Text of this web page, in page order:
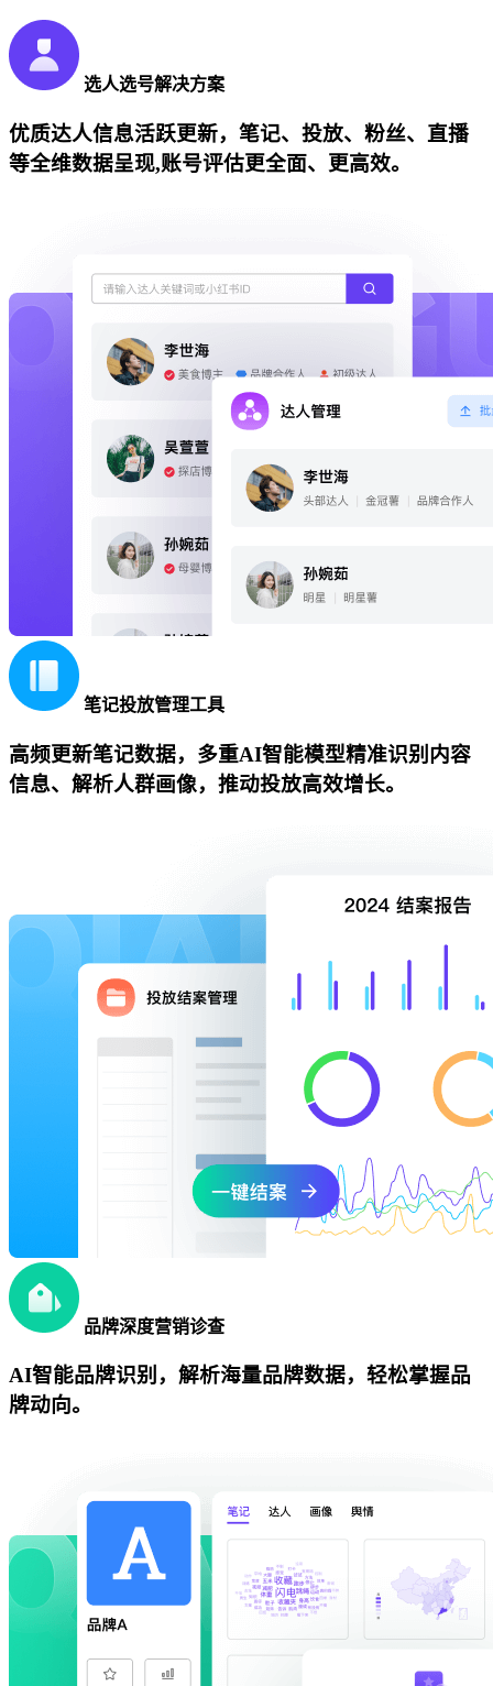
选人选号解决方案
优质达人信息活跃更新，笔记、投放、粉丝、直播
等全维数据呈现,账号评估更全面、更高效。
笔记投放管理工具
高频更新笔记数据，多重AI智能模型精准识别内容
信息、解析人群画像，推动投放高效增长。
品牌深度营销诊查
AI智能品牌识别，解析海量品牌数据，轻松掌握品
牌动向。